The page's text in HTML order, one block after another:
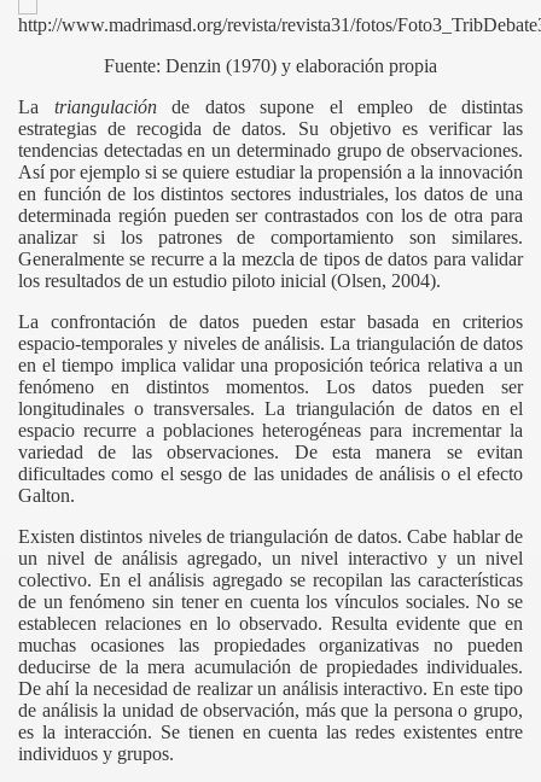
Fuente: Denzin (1970) y elaboración propia
La triangulaciónde datos supone el empleo de distintas
estrategias de recogida de datos. Su objetivo es verificar las
tendencias detectadas en un determinado grupo de observaciones.
Así por ejemplo si se quiere estudiar la propensión a la innovación
en función de los distintos sectores industriales, los datos de una
determinada región pueden ser contrastados con los de otra para
analizar si los patrones de comportamiento son similares.
Generalmente se recurre a la mezcla de tipos de datos para validar
los resultados de un estudio piloto inicial (Olsen, 2004).
La confrontación de datos pueden estar basada en criterios
espacio-temporales y niveles de análisis. La triangulación de datos
en el tiempo implica validar una proposición teórica relativa a un
fenómeno en distintos momentos. Los datos pueden ser
longitudinales o transversales. La triangulación de datos en el
espacio recurre a poblaciones heterogéneas para incrementar la
variedad de las observaciones. De esta manera se evitan
dificultades como el sesgo de las unidades de análisis o el efecto
Galton.
Existen distintos niveles de triangulación de datos. Cabe hablar de
un nivel de análisis agregado, un nivel interactivo y un nivel
colectivo. En el análisis agregado se recopilan las características
de un fenómeno sin tener en cuenta los vínculos sociales. No se
establecen relaciones en lo observado. Resulta evidente que en
muchas ocasiones las propiedades organizativas no pueden
deducirse de la mera acumulación de propiedades individuales.
De ahí la necesidad de realizar un análisis interactivo. En este tipo
de análisis la unidad de observación, más que la persona o grupo,
es la interacción. Se tienen en cuenta las redes existentes entre
individuos y grupos.